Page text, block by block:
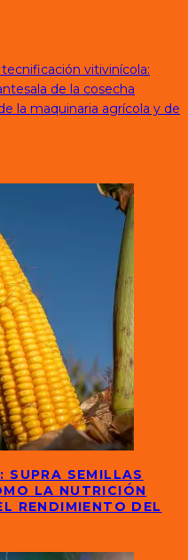
tecnificación vitivinícola:
de la cosecha
la maquinaria agrícola y de
SUPRA SEMILLAS
LA NUTRICIÓN
RENDIMIENTO DEL